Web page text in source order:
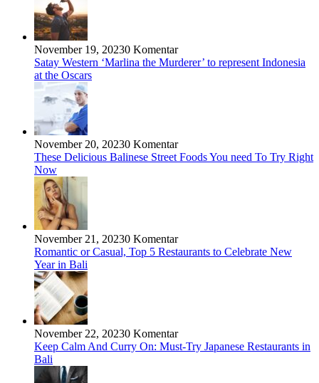
November 19, 20230 Komentar
Satay Western ‘Marlina the Murderer’ to represent Indonesia
at the Oscars
November 20, 20230 Komentar
These Delicious Balinese Street Foods You need To Try Right
Now
November 21, 20230 Komentar
Romantic or Casual, Top 5 Restaurants to Celebrate New
Year in Bali
November 22, 20230 Komentar
Keep Calm And Curry On: Must-Try Japanese Restaurants in
Bali